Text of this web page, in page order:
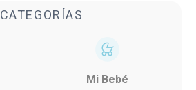
CATEGORÍAS
Mi Bebé